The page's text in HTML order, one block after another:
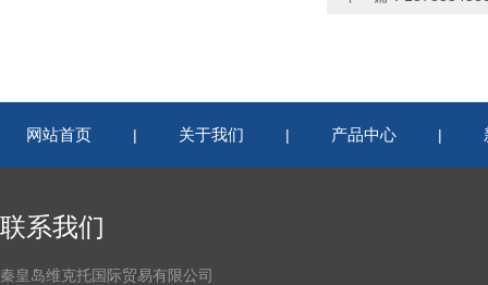
网站首页 | 关于我们 | 产品中心 |
联系我们
秦皇岛维克托国际贸易有限公司